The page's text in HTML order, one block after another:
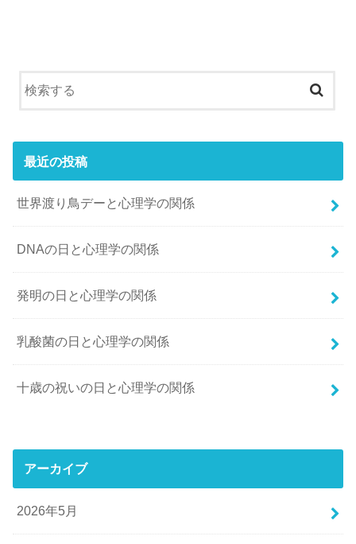
最近の投稿
世界渡り鳥デーと心理学の関係
DNAの日と心理学の関係
発明の日と心理学の関係
乳酸菌の日と心理学の関係
十歳の祝いの日と心理学の関係
アーカイブ
2026年5月